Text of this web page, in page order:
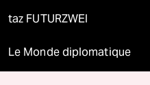
taz FUTURZWEI
Le Monde diplomatique